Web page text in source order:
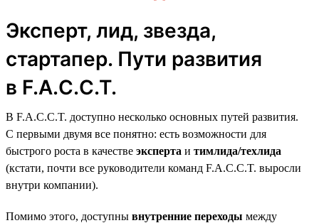
Эксперт, лид, звезда,
стартапер. Пути развития
в F.A.C.C.T.
В F.A.C.C.T. доступно несколько основных путей развития.
С первыми двумя все понятно: есть возможности для
быстрого роста в качестве эксперта и тимлида/техлида
(кстати, почти все руководители команд F.A.C.C.T. выросли
внутри компании).
Помимо этого, доступны внутренние переходы между